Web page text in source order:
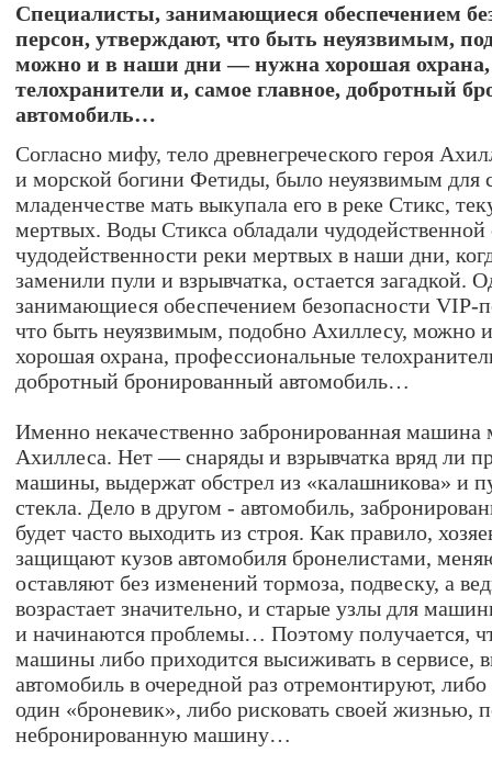
Специалисты, занимающиеся обеспечением
персон, утверждают, что быть неуязвимым,
можно и в наши дни — нужна хорошая
телохранители и, самое главное, добротный
автомобиль…
Согласно мифу, тело древнегреческого героя
и морской богини Фетиды, было неуязвимым для
младенчестве мать выкупала его в реке Стикс,
мертвых. Воды Стикса обладали
чудодейственности реки мертвых в наши дни,
заменили пули и взрывчатка, остается загадкой.
занимающиеся обеспечением безопасности VIP-
что быть неуязвимым, подобно Ахиллесу,
хорошая охрана, профессиональные
добротный бронированный автомобиль…
Именно некачественно забронированная машина
Ахиллеса. Нет — снаряды и взрывчатка вряд ли
машины, выдержат обстрел из «калашникова» и
стекла. Дело в другом - автомобиль,
будет часто выходить из строя. Как правило,
защищают кузов автомобиля бронелистами,
оставляют без изменений тормоза, подвеску, а
возрастает значительно, и старые узлы для
и начинаются проблемы… Поэтому получается,
машины либо приходится высиживать в сервисе,
автомобиль в очередной раз отремонтируют,
один «броневик», либо рисковать своей жизнью,
небронированную машину…